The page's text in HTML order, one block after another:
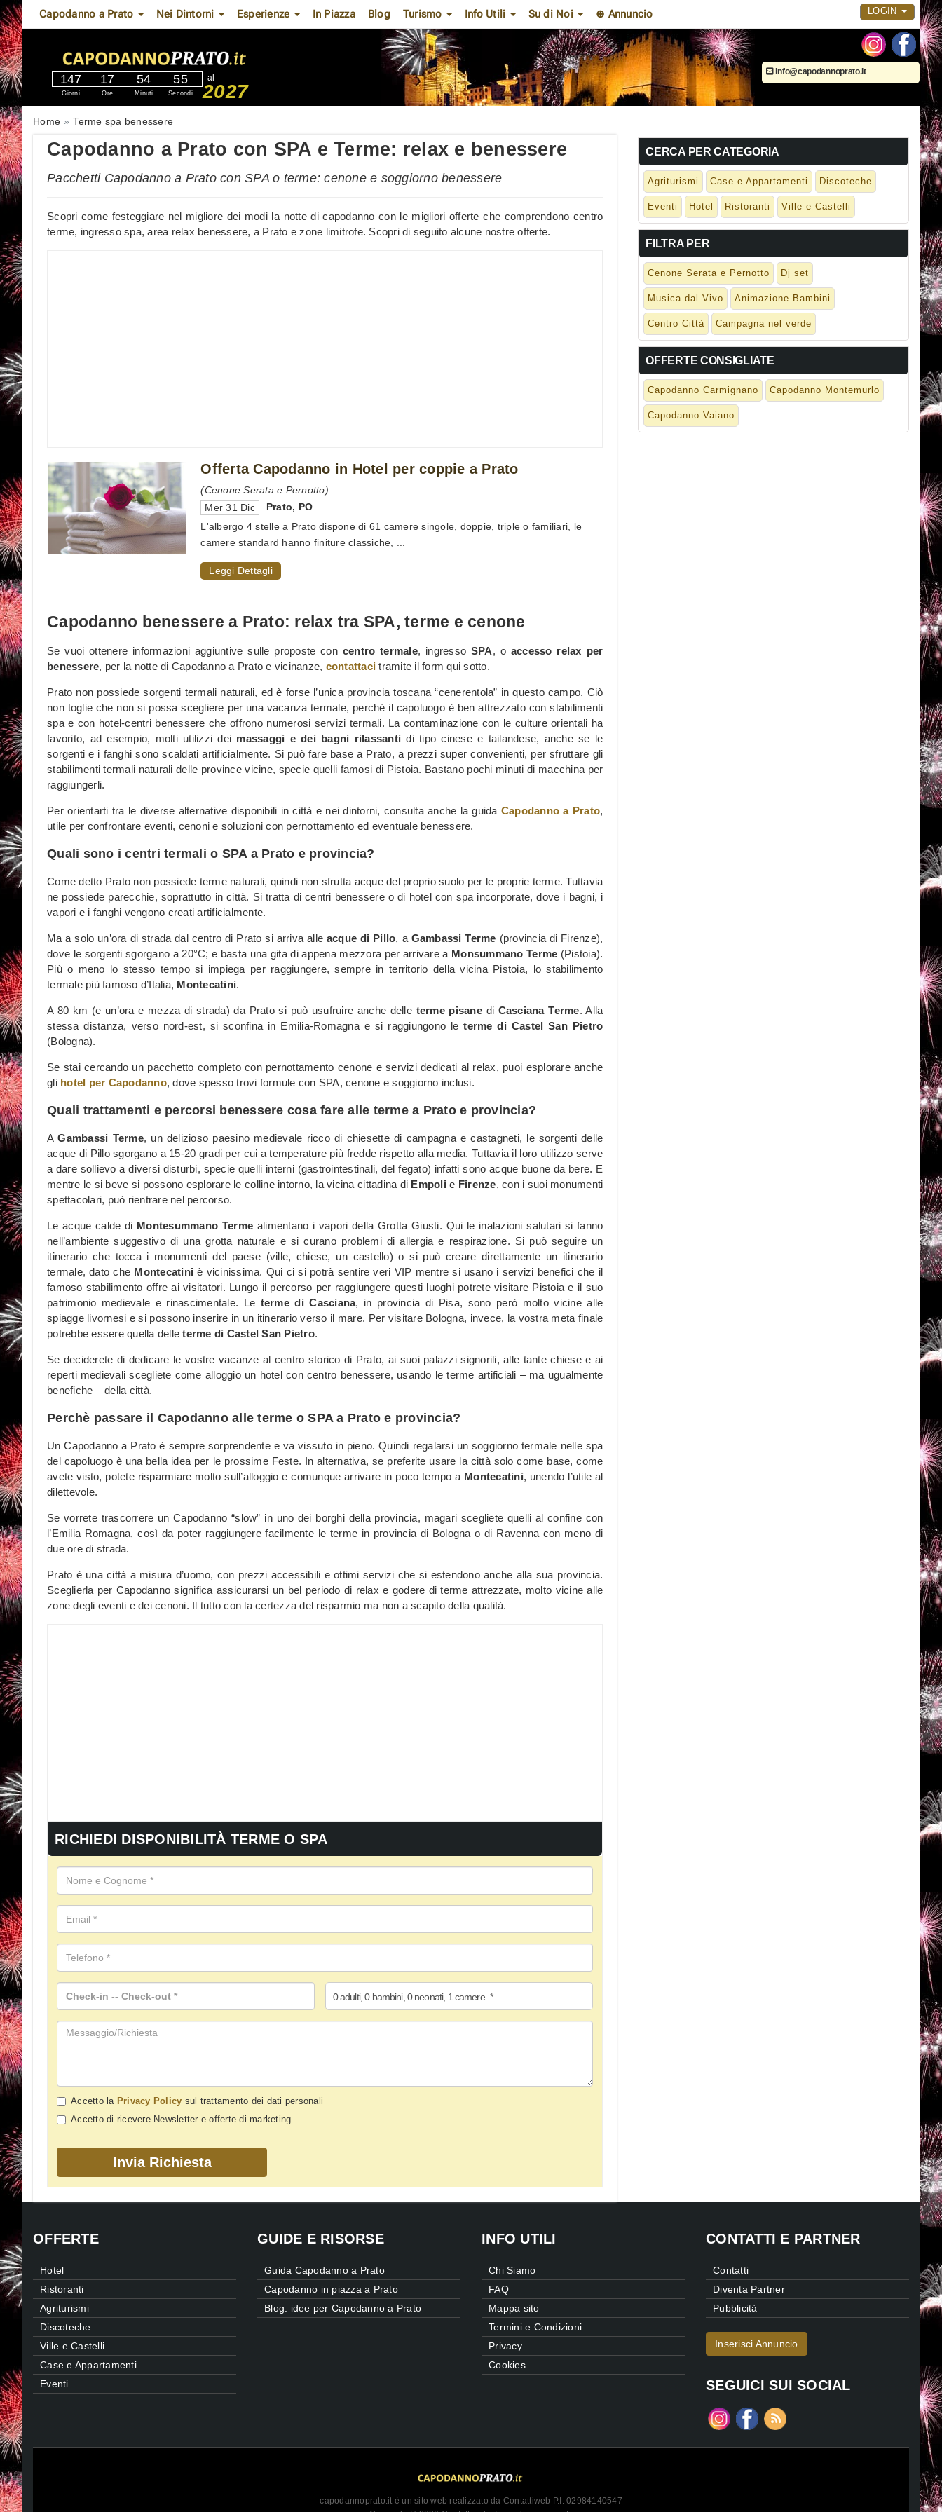
Capodanno a Prato Nei Dintorni Esperienze In Piazza Blog Turismo Info Utili Su di Noi ⊕ Annuncio LOGIN
147
Giorni
17
Ore
54
Minuti
54
Secondi
al
2027
info@capodannoprato.it
Home Terme spa benessere
Capodanno a Prato con SPA e Terme: relax e benessere
Pacchetti Capodanno a Prato con SPA o terme: cenone e soggiorno benessere
Scopri come festeggiare nel migliore dei modi la notte di capodanno con le migliori offerte che comprendono centro
terme, ingresso spa, area relax benessere, a Prato e zone limitrofe. Scopri di seguito alcune nostre offerte.
Offerta Capodanno in Hotel per coppie a Prato
(Cenone Serata e Pernotto)
Mer 31 Dic
Prato, PO
L'albergo 4 stelle a Prato dispone di 61 camere singole, doppie, triple o familiari, le
camere standard hanno finiture classiche, ...
Leggi Dettagli
Capodanno benessere a Prato: relax tra SPA, terme e cenone
Se vuoi ottenere informazioni aggiuntive sulle proposte con centro termale, ingresso SPA, o accesso relax per
benessere, per la notte di Capodanno a Prato e vicinanze, contattaci tramite il form qui sotto.
Prato non possiede sorgenti termali naturali, ed è forse l’unica provincia toscana “cenerentola” in questo campo. Ciò
non toglie che non si possa scegliere per una vacanza termale, perché il capoluogo è ben attrezzato con stabilimenti
spa e con hotel-centri benessere che offrono numerosi servizi termali. La contaminazione con le culture orientali ha
favorito, ad esempio, molti utilizzi dei massaggi e dei bagni rilassantidi tipo cinese e tailandese, anche se le
sorgenti e i fanghi sono scaldati artificialmente. Si può fare base a Prato, a prezzi super convenienti, per sfruttare gli
stabilimenti termali naturali delle province vicine, specie quelli famosi di Pistoia. Bastano pochi minuti di macchina per
raggiungerli.
Per orientarti tra le diverse alternative disponibili in città e nei dintorni, consulta anche la guida Capodanno a Prato,
utile per confrontare eventi, cenoni e soluzioni con pernottamento ed eventuale benessere.
Quali sono i centri termali o SPA a Prato e provincia?
Come detto Prato non possiede terme naturali, quindi non sfrutta acque del proprio suolo per le proprie terme. Tuttavia
ne possiede parecchie, soprattutto in città. Si tratta di centri benessere o di hotel con spa incorporate, dove i bagni, i
vapori e i fanghi vengono creati artificialmente.
Ma a solo un’ora di strada dal centro di Prato si arriva alle acque di Pillo, aGambassi Terme (provincia di Firenze),
dove le sorgenti sgorgano a 20°C; e basta una gita di appena mezzora per arrivare a Monsummano Terme (Pistoia).
Più o meno lo stesso tempo si impiega per raggiungere, sempre in territorio della vicina Pistoia, lo stabilimento
termale più famoso d’Italia, Montecatini.
A 80 km (e un’ora e mezza di strada) da Prato si può usufruire anche delle terme pisanedi Casciana Terme. Alla
stessa distanza, verso nord-est, si sconfina in Emilia-Romagna e si raggiungono leterme di Castel San Pietro
(Bologna).
Se stai cercando un pacchetto completo con pernottamento cenone e servizi dedicati al relax, puoi esplorare anche
gli hotel per Capodanno, dove spesso trovi formule con SPA, cenone e soggiorno inclusi.
Quali trattamenti e percorsi benessere cosa fare alle terme a Prato e provincia?
AGambassi Terme, un delizioso paesino medievale ricco di chiesette di campagna e castagneti, le sorgenti delle
acque di Pillo sgorgano a 15-20 gradi per cui a temperature più fredde rispetto alla media. Tuttavia il loro utilizzo serve
a dare sollievo a diversi disturbi, specie quelli interni (gastrointestinali, del fegato) infatti sono acque buone da bere. E
mentre le si beve si possono esplorare le colline intorno, la vicina cittadina di Empolie Firenze, con i suoi monumenti
spettacolari, può rientrare nel percorso.
Le acque calde di Montesummano Terme alimentano i vapori della Grotta Giusti. Qui le inalazioni salutari si fanno
nell’ambiente suggestivo di una grotta naturale e si curano problemi di allergia e respirazione. Si può seguire un
itinerario che tocca i monumenti del paese (ville, chiese, un castello) o si può creare direttamente un itinerario
termale, dato che Montecatiniè vicinissima. Qui ci si potrà sentire veri VIP mentre si usano i servizi benefici che il
famoso stabilimento offre ai visitatori. Lungo il percorso per raggiungere questi luoghi potrete visitare Pistoia e il suo
patrimonio medievale e rinascimentale. Le terme di Casciana, in provincia di Pisa, sono però molto vicine alle
spiagge livornesi e si possono inserire in un itinerario verso il mare. Per visitare Bologna, invece, la vostra meta finale
potrebbe essere quella delleterme di Castel San Pietro.
Se deciderete di dedicare le vostre vacanze al centro storico di Prato, ai suoi palazzi signorili, alle tante chiese e ai
reperti medievali scegliete come alloggio un hotel con centro benessere, usando le terme artificiali – ma ugualmente
benefiche – della città.
Perchè passare il Capodanno alle terme o SPA a Prato e provincia?
Un Capodanno a Prato è sempre sorprendente e va vissuto in pieno. Quindi regalarsi un soggiorno termale nelle spa
del capoluogo è una bella idea per le prossime Feste. In alternativa, se preferite usare la città solo come base, come
avete visto, potete risparmiare molto sull’alloggio e comunque arrivare in poco tempo a Montecatini, unendo l’utile al
dilettevole.
Se vorrete trascorrere un Capodanno “slow” in uno dei borghi della provincia, magari scegliete quelli al confine con
l’Emilia Romagna, così da poter raggiungere facilmente le terme in provincia di Bologna o di Ravenna con meno di
due ore di strada.
Prato è una città a misura d’uomo, con prezzi accessibili e ottimi servizi che si estendono anche alla sua provincia.
Sceglierla per Capodanno significa assicurarsi un bel periodo di relax e godere di terme attrezzate, molto vicine alle
zone degli eventi e dei cenoni. Il tutto con la certezza del risparmio ma non a scapito della qualità.
RICHIEDI DISPONIBILITÀ TERME O SPA
0adulti, 0 bambini, 0 neonati, 1 camere *
Accetto la Privacy Policy sul trattamento dei dati personali
Accetto di ricevere Newsletter e offerte di marketing
CERCA PER CATEGORIA
Agriturismi Case e Appartamenti Discoteche
Eventi Hotel Ristoranti Ville e Castelli
FILTRA PER
Cenone Serata e Pernotto Dj set
Musica dal Vivo Animazione Bambini
Centro Città Campagna nel verde
OFFERTE CONSIGLIATE
Capodanno Carmignano Capodanno Montemurlo
Capodanno Vaiano
OFFERTE
Hotel
Ristoranti
Agriturismi
Discoteche
Ville e Castelli
Case e Appartamenti
Eventi
GUIDE E RISORSE
Guida Capodanno a Prato
Capodanno in piazza a Prato
Blog: idee per Capodanno a Prato
INFO UTILI
Chi Siamo
FAQ
Mappa sito
Termini e Condizioni
Privacy
Cookies
CONTATTI E PARTNER
Contatti
Diventa Partner
Pubblicità
Inserisci Annuncio
SEGUICI SUI SOCIAL
capodannoprato.it è un sito web realizzato da Contattiweb P.I. 02984140547